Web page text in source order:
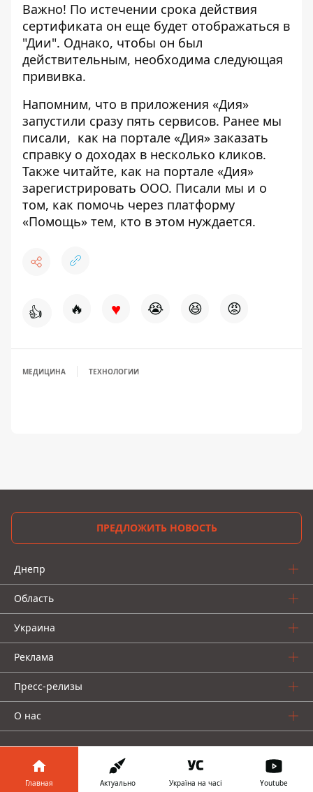
Важно! По истечении срока действия
сертификата он еще будет отображаться в
"Дии". Однако, чтобы он был
действительным, необходима следующая
прививка.
Напомним, что в приложения «Дия»
запустили сразу пять сервисов. Ранее мы
писали, как на портале «Дия» заказать
справку о доходах в несколько кликов.
Также читайте, как на портале «Дия»
зарегистрировать ООО. Писали мы и о
том, как помочь через платформу
«Помощь» тем, кто в этом нуждается.
👍 🔥 ♥ 😭 😆 😡
МЕДИЦИНА ТЕХНОЛОГИИ
ПРЕДЛОЖИТЬ НОВОСТЬ
Днепр
Область
Украина
Реклама
Пресс-релизы
О нас
Главная Актуально Україна на часі Youtube